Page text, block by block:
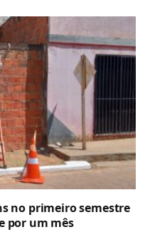
no primeiro semestre
por um mês